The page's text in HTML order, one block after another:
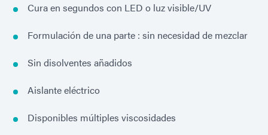
Cura en segundos con LED o luz visible/UV
Formulación de una parte : sin necesidad de mezclar
Sin disolventes añadidos
Aislante eléctrico
Disponibles múltiples viscosidades